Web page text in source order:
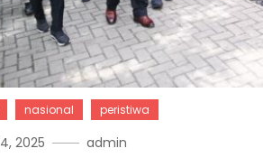
nasional peristiwa
2025 admin